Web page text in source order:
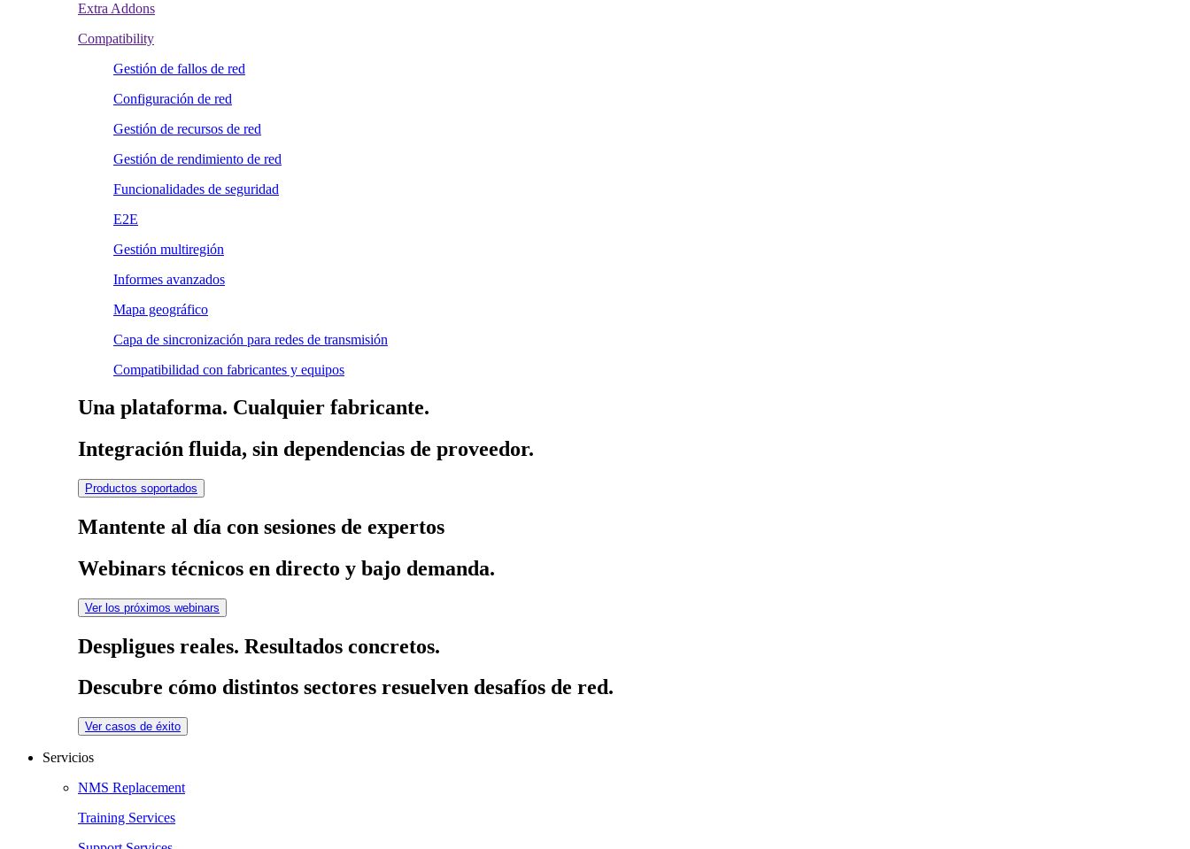
Extra Addons
Compatibility
Gestión de fallos de red
Configuración de red
Gestión de recursos de red
Gestión de rendimiento de red
Funcionalidades de seguridad
E2E
Gestión multiregión
Informes avanzados
Mapa geográfico
Capa de sincronización para redes de transmisión
Compatibilidad con fabricantes y equipos
Una plataforma. Cualquier fabricante.
Integración fluida, sin dependencias de proveedor.
Productos soportados
Mantente al día con sesiones de expertos
Webinars técnicos en directo y bajo demanda.
Ver los próximos webinars
Despligues reales. Resultados concretos.
Descubre cómo distintos sectores resuelven desafíos de red.
Ver casos de éxito
Servicios
NMS Replacement
Training Services